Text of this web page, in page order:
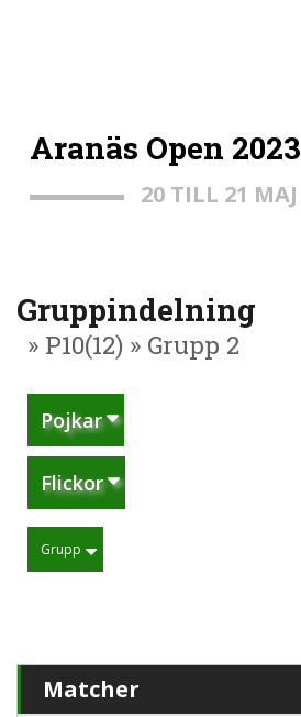
Aranäs Open
20 TILL 21
Gruppindelning
» P10(12) » Grupp 2
Pojkar
Flickor
Grupp
Matcher